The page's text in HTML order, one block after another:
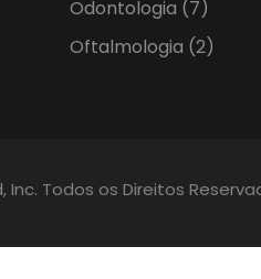
Odontologia (7)
Oftalmologia (2)
Inc. Todos os Direitos